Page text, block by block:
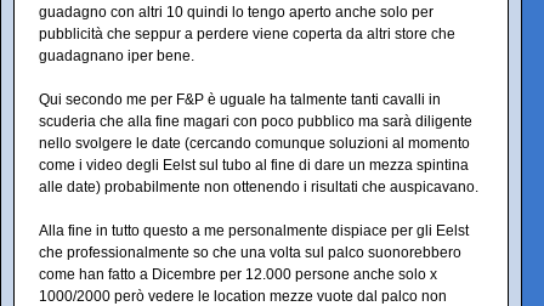
guadagno con altri 10 quindi lo tengo aperto anche solo per
pubblicità che seppur a perdere viene coperta da altri store che
guadagnano iper bene.
Qui secondo me per F&P è uguale ha talmente tanti cavalli in
scuderia che alla fine magari con poco pubblico ma sarà diligente
nello svolgere le date (cercando comunque soluzioni al momento
come i video degli Eelst sul tubo al fine di dare un mezza spintina
alle date) probabilmente non ottenendo i risultati che auspicavano.
Alla fine in tutto questo a me personalmente dispiace per gli Eelst
che professionalmente so che una volta sul palco suonorebbero
come han fatto a Dicembre per 12.000 persone anche solo x
1000/2000 però vedere le location mezze vuote dal palco non